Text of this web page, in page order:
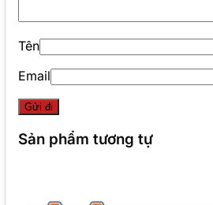
Tên
Email
Sản phẩm tương tự